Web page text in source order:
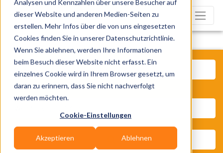
Analysen und Kennzahlen über unsere Besucher auf
dieser Website und anderen Medien-Seiten zu
erstellen. Mehr Infos über die von uns eingesetzten
Cookies finden Sie in unserer Datenschutzrichtlinie.
Wenn Sie ablehnen, werden Ihre Informationen
beim Besuch dieser Website nicht erfasst. Ein
einzelnes Cookie wird in Ihrem Browser gesetzt, um
daran zu erinnern, dass Sie nicht nachverfolgt
werden möchten.
Cookie-Einstellungen
Akzeptieren Ablehnen
Was? Künstler, Zelte, Bands,